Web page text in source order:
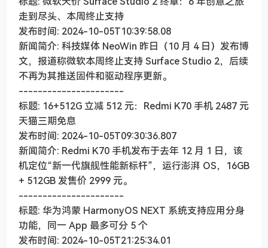
走到尽头、本周终止支持
发布时间: 2024-10-05T10:39:58.08
新闻简介: 科技媒体 NeoWin 昨日（10 月 4 日）发布博
文，报道称微软本周终止支持 Surface Studio 2，后续
不再为其推送固件和驱动程序更新。
----------------------
标题: 16+512G 立减 512 元：Redmi K70 手机 2487 元
天猫三期免息
发布时间: 2024-10-05T09:30:36.807
新闻简介: Redmi K70 手机发布于去年 12 月 1 日，该
机定位“新一代旗舰性能新标杆”，运行澎湃 OS，16GB
+ 512GB 发售价 2999 元。
----------------------
标题: 华为鸿蒙 HarmonyOS NEXT 系统支持应用分身
功能，同一 App 最多可分 5 个
发布时间: 2024-10-05T21:25:34.01